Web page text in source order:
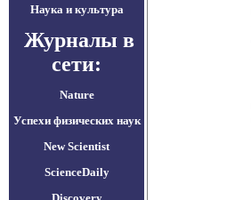
Наука и культура
Журналы в
сети:
Nature
Успехи физических наук
New Scientist
ScienceDaily